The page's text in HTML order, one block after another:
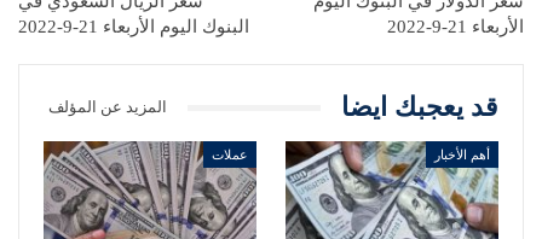
الأربعاء 21-9-2022
البنوك اليوم الأربعاء 21-9-2022
قد يعجبك ايضا المزيد عن المؤلف
أهم الأخبار عملات